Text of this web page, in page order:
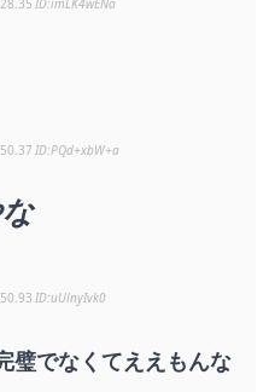
imLK4wENa
PQd+xbW+a
uUlnyIvk0
璧でなくてええもんな